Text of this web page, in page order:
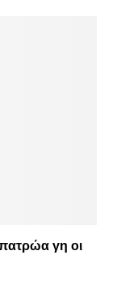
γη οι